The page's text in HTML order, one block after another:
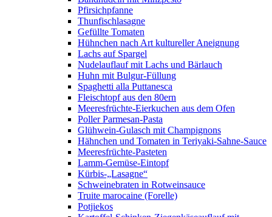
Pfirsichpfanne
Thunfischlasagne
Gefüllte Tomaten
Hühnchen nach Art kultureller Aneignung
Lachs auf Spargel
Nudelauflauf mit Lachs und Bärlauch
Huhn mit Bulgur-Füllung
Spaghetti alla Puttanesca
Fleischtopf aus den 80ern
Meeresfrüchte-Eierkuchen aus dem Ofen
Poller Parmesan-Pasta
Glühwein-Gulasch mit Champignons
Hähnchen und Tomaten in Teriyaki-Sahne-Sauce
Meeresfrüchte-Pasteten
Lamm-Gemüse-Eintopf
Kürbis-„Lasagne“
Schweinebraten in Rotweinsauce
Truite marocaine (Forelle)
Potjiekos